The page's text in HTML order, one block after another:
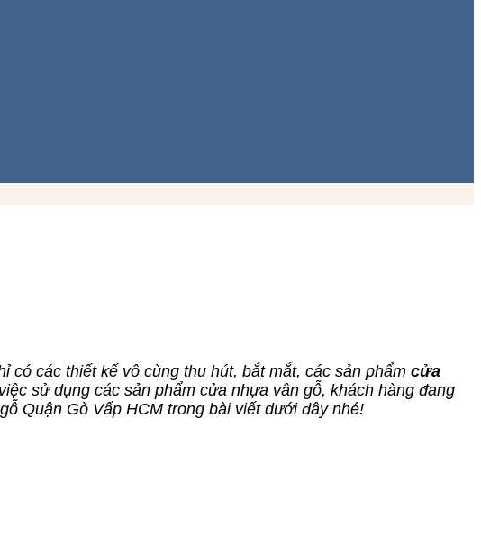
các thiết kế vô cùng thu hút, bắt mắt, các sản phẩm cửa
sử dụng các sản phẩm cửa nhựa vân gỗ, khách hàng đang
Quận Gò Vấp HCM trong bài viết dưới đây nhé!